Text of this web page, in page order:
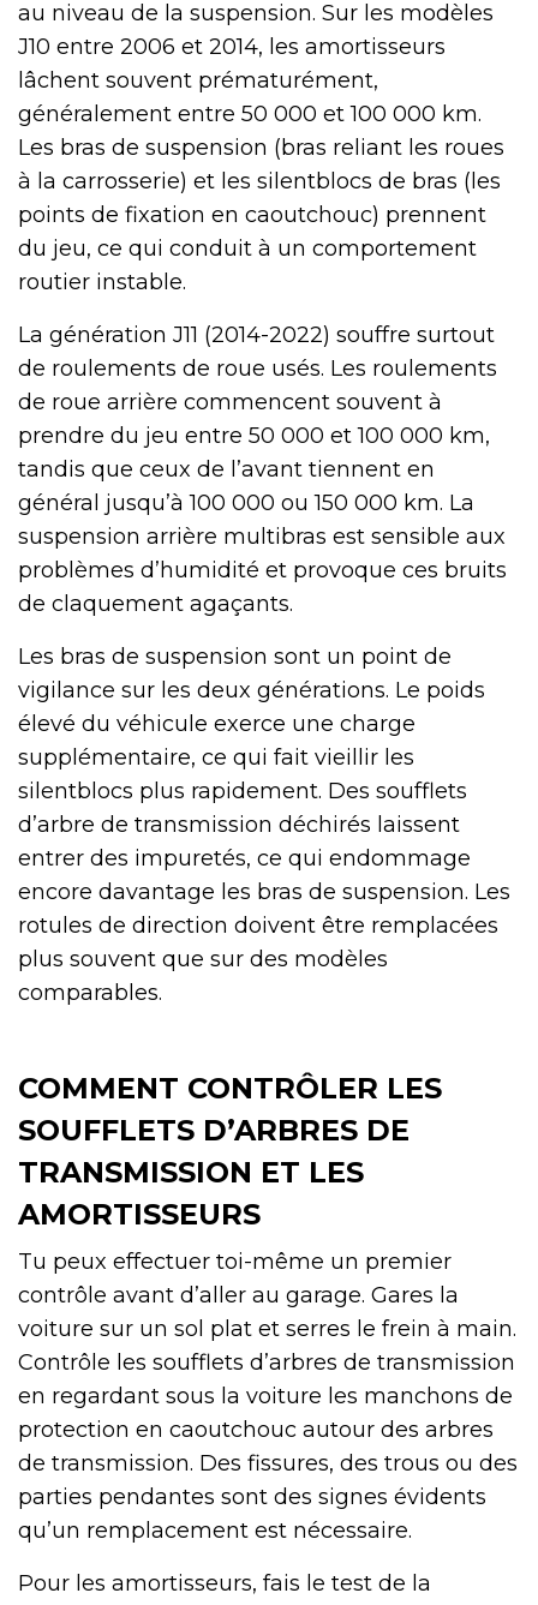
au niveau de la suspension. Sur les modèles
J10 entre 2006 et 2014, les amortisseurs
lâchent souvent prématurément,
généralement entre 50 000 et 100 000 km.
Les bras de suspension (bras reliant les roues
à la carrosserie) et les silentblocs de bras (les
points de fixation en caoutchouc) prennent
du jeu, ce qui conduit à un comportement
routier instable.
La génération J11 (2014-2022) souffre surtout
de roulements de roue usés. Les roulements
de roue arrière commencent souvent à
prendre du jeu entre 50 000 et 100 000 km,
tandis que ceux de l’avant tiennent en
général jusqu’à 100 000 ou 150 000 km. La
suspension arrière multibras est sensible aux
problèmes d’humidité et provoque ces bruits
de claquement agaçants.
Les bras de suspension sont un point de
vigilance sur les deux générations. Le poids
élevé du véhicule exerce une charge
supplémentaire, ce qui fait vieillir les
silentblocs plus rapidement. Des soufflets
d’arbre de transmission déchirés laissent
entrer des impuretés, ce qui endommage
encore davantage les bras de suspension. Les
rotules de direction doivent être remplacées
plus souvent que sur des modèles
comparables.
COMMENT CONTRÔLER LES
SOUFFLETS D’ARBRES DE
TRANSMISSION ET LES
AMORTISSEURS
Tu peux effectuer toi-même un premier
contrôle avant d’aller au garage. Gares la
voiture sur un sol plat et serres le frein à main.
Contrôle les soufflets d’arbres de transmission
en regardant sous la voiture les manchons de
protection en caoutchouc autour des arbres
de transmission. Des fissures, des trous ou des
parties pendantes sont des signes évidents
qu’un remplacement est nécessaire.
Pour les amortisseurs, fais le test de la